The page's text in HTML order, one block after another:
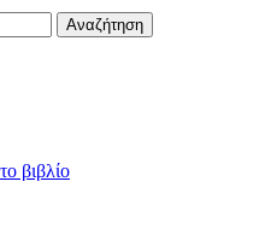
Αναζήτηση
βιβλίο